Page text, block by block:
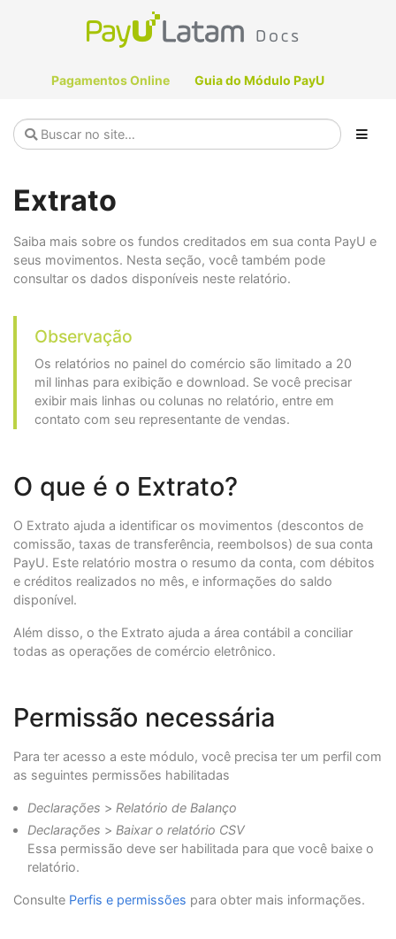
Pagamentos Online Guia do Módulo PayU
Extrato
Saiba mais sobre os fundos creditados em sua conta PayU e
seus movimentos. Nesta seção, você também pode
consultar os dados disponíveis neste relatório.
Observação
Os relatórios no painel do comércio são limitado a 20
mil linhas para exibição e download. Se você precisar
exibir mais linhas ou colunas no relatório, entre em
contato com seu representante de vendas.
O que é o Extrato?
O Extrato ajuda a identificar os movimentos (descontos de
comissão, taxas de transferência, reembolsos) de sua conta
PayU. Este relatório mostra o resumo da conta, com débitos
e créditos realizados no mês, e informações do saldo
disponível.
Além disso, o the Extrato ajuda a área contábil a conciliar
todas as operações de comércio eletrônico.
Permissão necessária
Para ter acesso a este módulo, você precisa ter um perfil com
as seguintes permissões habilitadas
Declarações > Relatório de Balanço
Declarações > Baixar o relatório CSV
Essa permissão deve ser habilitada para que você baixe o
relatório.
Consulte Perfis e permissões para obter mais informações.